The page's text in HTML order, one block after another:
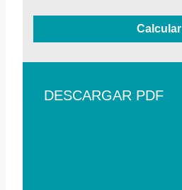
Calcular
DESCARGAR PDF